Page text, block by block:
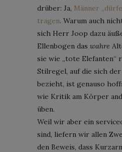
drüber: Ja, Männer
tragen. Warum auch
sich Herr Joop dazu
Ellenbogen das wahre
sie wie „tote Elefanten“
Stilregel, auf die sich
bezieht, ist genauso
wie Kritik am Körper
üben.
Weil wir aber ein
sind, liefern wir allen
den Beweis, dass